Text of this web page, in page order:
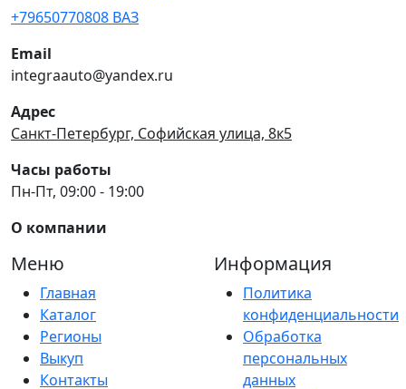
+79650770808 ВАЗ
Email
integraauto@yandex.ru
Адрес
Санкт-Петербург, Софийская улица, 8к5
Часы работы
Пн-Пт, 09:00 - 19:00
О компании
Меню
Главная
Каталог
Регионы
Выкуп
Контакты
Информация
Политика
конфиденциальности
Обработка
персональных
данных